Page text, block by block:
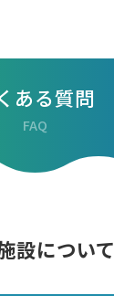
ある質問
FAQ
設について